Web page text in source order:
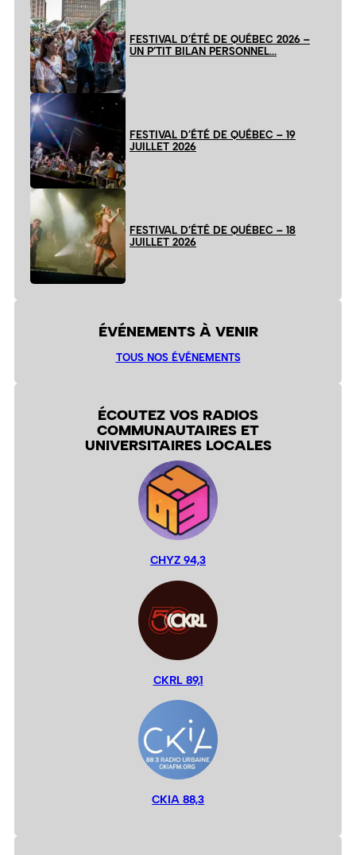
FESTIVAL D’ÉTÉ DE QUÉBEC 2026 –
UN P’TIT BILAN PERSONNEL…
FESTIVAL D’ÉTÉ DE QUÉBEC – 19
JUILLET 2026
FESTIVAL D’ÉTÉ DE QUÉBEC – 18
JUILLET 2026
ÉVÉNEMENTS À VENIR
TOUS NOS ÉVÉNEMENTS
ÉCOUTEZ VOS RADIOS
COMMUNAUTAIRES ET
UNIVERSITAIRES LOCALES
CHYZ 94,3
CKRL 89,1
CKIA 88,3